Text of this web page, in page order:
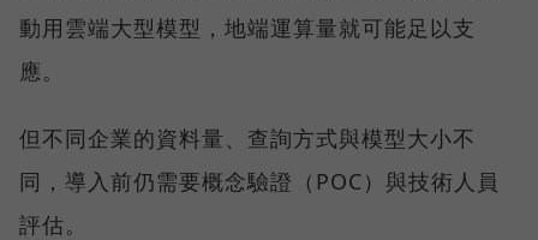
動用雲端大型模型，地端運算量就可能足以支
應。
但不同企業的資料量、查詢方式與模型大小不
同，導入前仍需要概念驗證（POC）與技術人員
評估。